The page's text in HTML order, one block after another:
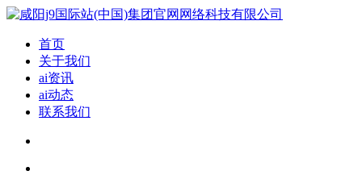
首页
关于我们
ai资讯
ai动态
联系我们